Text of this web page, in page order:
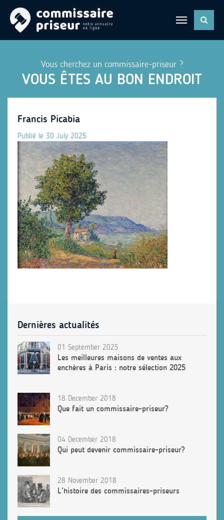
Vous cherchez un commissaire-priseur ?
VOUS ÊTES AU BON ENDROIT
Francis Picabia
Publié le 30 July 2025
Dernières actualités
01 September 2025
Les meilleures maisons de ventes aux
enchères à Paris : notre sélection 2025
18 December 2018
Que fait un commissaire-priseur?
04 December 2018
Qui peut devenir commissaire-priseur?
28 November 2018
L’histoire des commissaires-priseurs